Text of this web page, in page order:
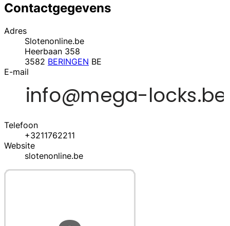
Contactgegevens
Adres
Slotenonline.be
Heerbaan 358
3582 BERINGEN BE
E-mail
Telefoon
+3211762211
Website
slotenonline.be